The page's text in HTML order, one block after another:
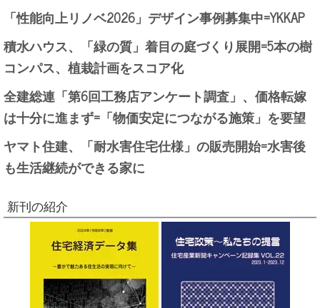
「性能向上リノベ2026」デザイン事例募集中=YKKAP
積水ハウス、「緑の質」着目の庭づくり展開=5本の樹
コンパス、植栽計画をスコア化
全建総連「第6回工務店アンケート調査」、価格転嫁
は十分に進まず=「物価安定につながる施策」を要望
ヤマト住建、「耐水害住宅仕様」の販売開始=水害後
も生活継続ができる家に
新刊の紹介